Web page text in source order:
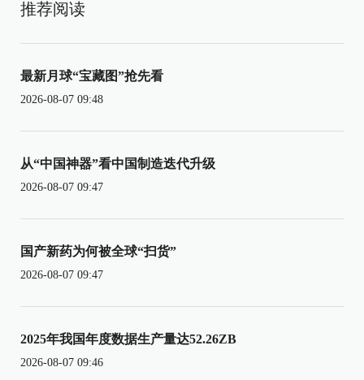
推荐阅读
最新月球“宝藏图”抢先看
2026-08-07 09:48
从“中国神器”看中国制造迭代升级
2026-08-07 09:47
国产新药为何被全球“扫货”
2026-08-07 09:47
2025年我国年度数据生产量达52.26ZB
2026-08-07 09:46